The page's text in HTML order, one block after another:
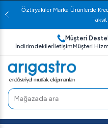
Öztiryakiler Marka Ürünlerde
Müşteri
İndirimdekilerİletişimMüşteri